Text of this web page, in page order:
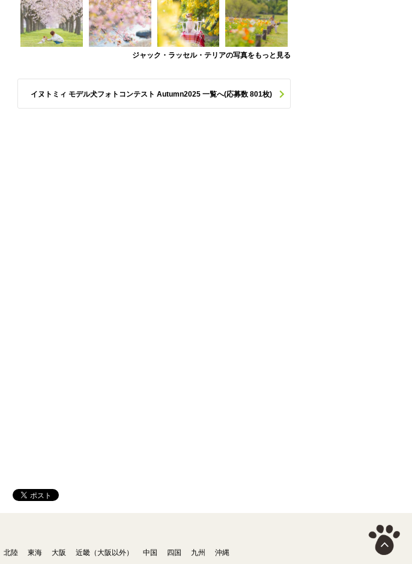
ジャック・ラッセル・テリアの写真をもっと見る
イヌトミィ モデル犬フォトコンテスト Autumn2025 一覧へ(応募数 801枚)
北陸 東海 大阪 近畿（大阪以外） 中国 四国 九州
沖縄